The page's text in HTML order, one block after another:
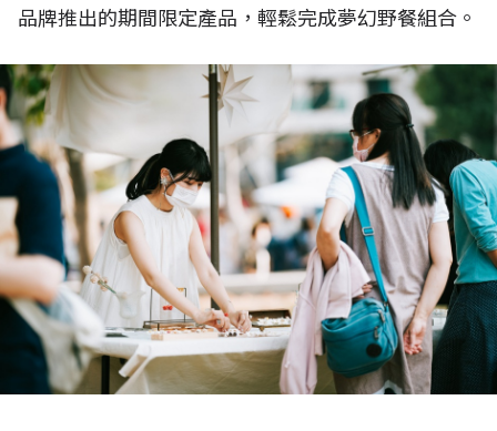
品牌推出的期間限定產品，輕鬆完成夢幻野餐組合。